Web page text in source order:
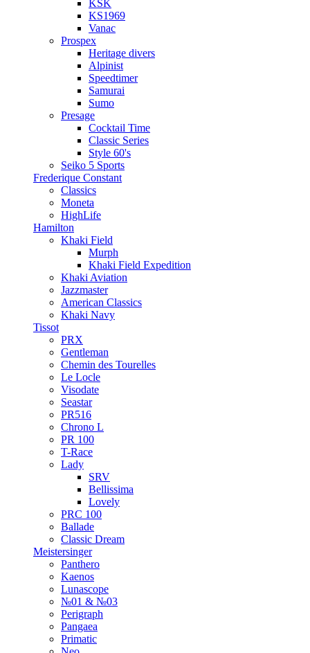
KSK
KS1969
Vanac
Prospex
Heritage divers
Alpinist
Speedtimer
Samurai
Sumo
Presage
Cocktail Time
Classic Series
Style 60's
Seiko 5 Sports
Frederique Constant
Classics
Moneta
HighLife
Hamilton
Khaki Field
Murph
Khaki Field Expedition
Khaki Aviation
Jazzmaster
American Classics
Khaki Navy
Tissot
PRX
Gentleman
Chemin des Tourelles
Le Locle
Visodate
Seastar
PR516
Chrono L
PR 100
T-Race
Lady
SRV
Bellissima
Lovely
PRC 100
Ballade
Classic Dream
Meistersinger
Panthero
Kaenos
Lunascope
№01 & №03
Perigraph
Pangaea
Primatic